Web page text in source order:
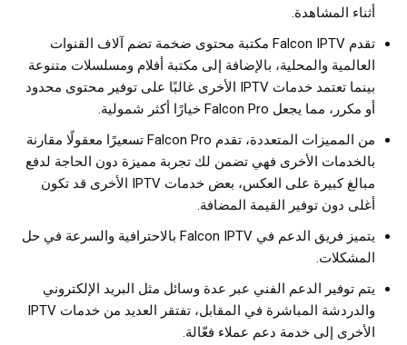
أثناء المشاهدة.
تقدم Falcon IPTV مكتبة محتوى ضخمة تضم آلاف القنوات
العالمية والمحلية، بالإضافة إلى مكتبة أفلام ومسلسلات متنوعة
بينما تعتمد خدمات IPTV الأخرى غالبًا على توفير محتوى محدود
أو مكرر، مما يجعل Falcon Pro خيارًا أكثر شمولية.
من المميزات المتعددة، تقدم Falcon Pro تسعيرًا معقولًا مقارنة
بالخدمات الأخرى فهي تضمن لك تجربة مميزة دون الحاجة لدفع
مبالغ كبيرة على العكس، بعض خدمات IPTV الأخرى قد تكون
أغلى دون توفير القيمة المضافة.
يتميز فريق الدعم في Falcon IPTV بالاحترافية والسرعة في حل
المشكلات.
يتم توفير الدعم الفني عبر عدة وسائل مثل البريد الإلكتروني
والدردشة المباشرة في المقابل، تفتقر العديد من خدمات IPTV
الأخرى إلى خدمة دعم عملاء فعّالة.